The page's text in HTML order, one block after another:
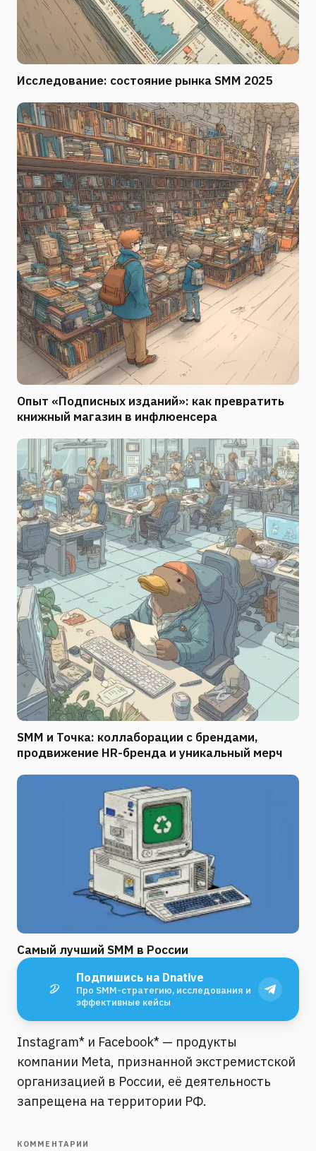
Исследование: состояние рынка SMM 2025
Опыт «Подписных изданий»: как превратить
книжный магазин в инфлюенсера
SMM и Точка: коллаборации с брендами,
продвижение HR-бренда и уникальный мерч
Самый лучший SMM в России
Подпишись на Dnative
Про SMM-стратегию, исследования и
эффективные кейсы
Instagram* и Facebook* — продукты
компании Meta, признанной экстремистской
организацией в России, её деятельность
запрещена на территории РФ.
КОММЕНТАРИИ